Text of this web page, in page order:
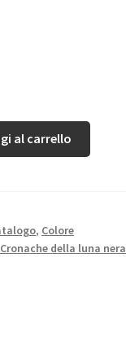
al carrello
, Colore
Cronache della luna nera